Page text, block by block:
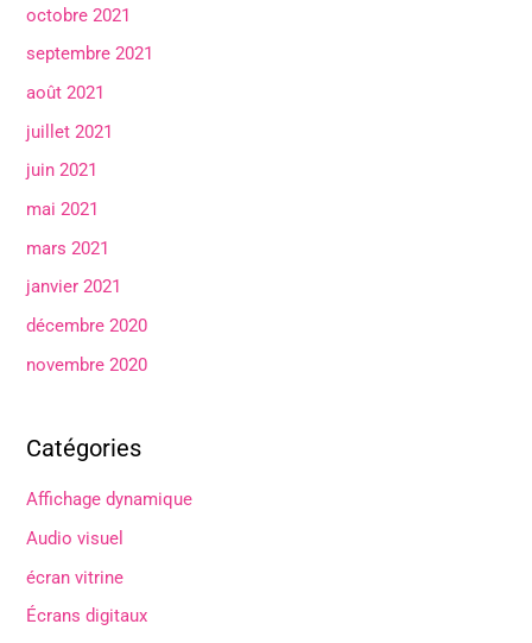
octobre 2021
septembre 2021
août 2021
juillet 2021
juin 2021
mai 2021
mars 2021
janvier 2021
décembre 2020
novembre 2020
Catégories
Affichage dynamique
Audio visuel
écran vitrine
Écrans digitaux